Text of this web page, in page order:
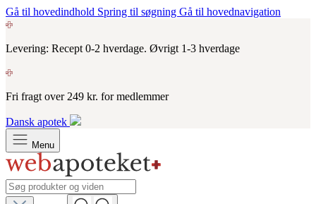
Gå til hovedindhold Spring til søgning Gå til hovednavigation
Levering: Recept 0-2 hverdage. Øvrigt 1-3 hverdage
Fri fragt over 249 kr. for medlemmer
Dansk apotek
Menu